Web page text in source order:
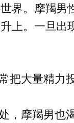
界。摩羯
上。一旦出
把大量精
，摩羯男也